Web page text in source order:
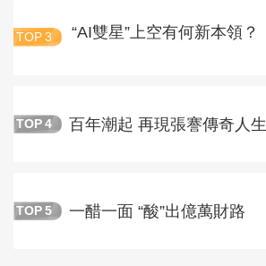
TOP 3 “AI雙星”上空有何新本領？
TOP 4 百年潮起 再現張謇傳奇人生
TOP 5 一醋一面 “酸”出億萬財路